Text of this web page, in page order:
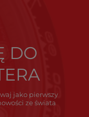
DO
jako pierwszy
ze świata